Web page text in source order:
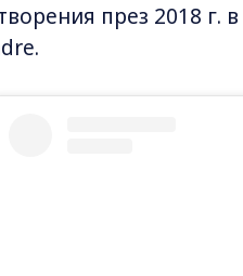
през 2018 г.